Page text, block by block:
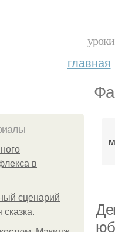
главная
в
сценарий